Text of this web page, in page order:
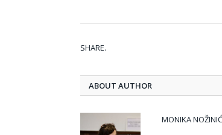
SHARE.
ABOUT AUTHOR
MONIKA NOŽINIĆ